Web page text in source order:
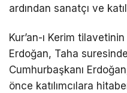
ardından sanatçı ve
Kur’an-ı Kerim
Erdoğan, Taha
Cumhurbaşkanı
önce katılımcılara